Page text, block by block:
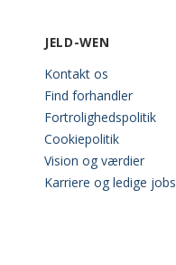
JELD-WEN
Kontakt os
Find forhandler
Fortrolighedspolitik
Cookiepolitik
Vision og værdier
Karriere og ledige jobs